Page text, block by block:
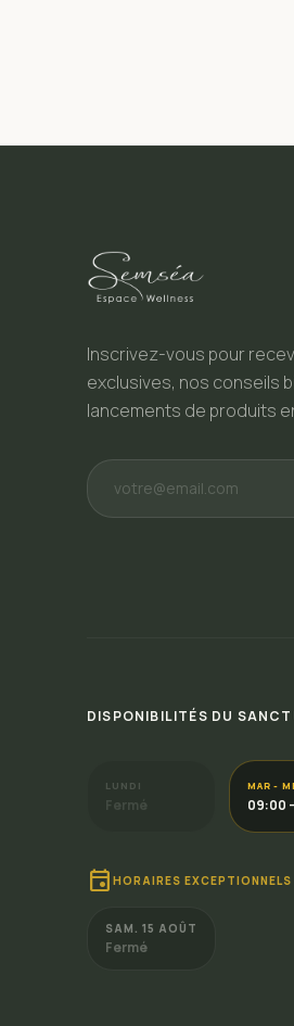
Inscrivez-vous pour
exclusives, nos conseils
lancements de produits
DISPONIBILITÉS DU
LUNDI
Fermé
MAR -
09:00
event HORAIRES EXCEPTIONNELS
SAM. 15 AOÛT
Fermé
CHÈQUE CADEAU